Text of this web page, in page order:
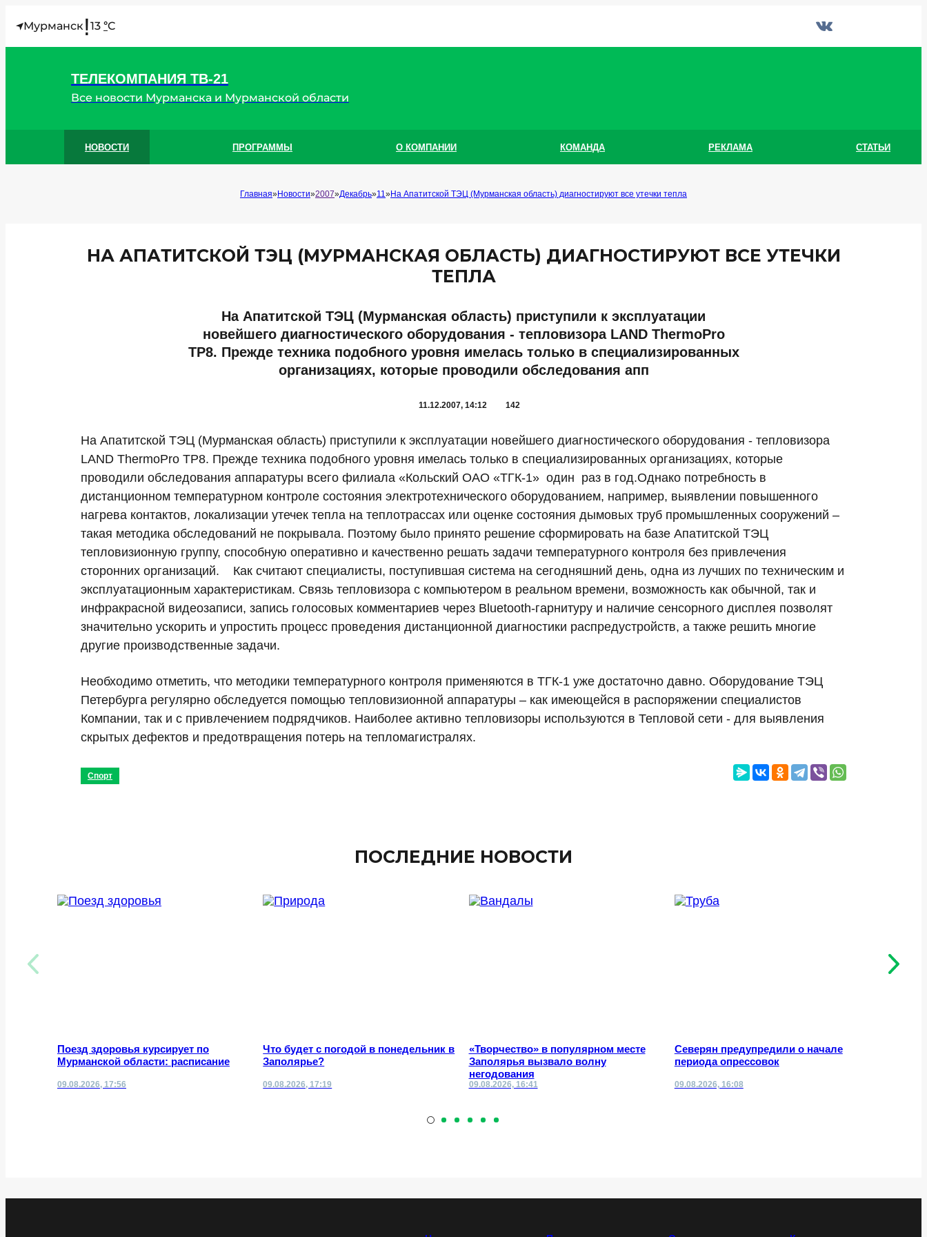
Мурманск!13 °C
ТЕЛЕКОМПАНИЯ ТВ-21
Все новости Мурманска и Мурманской области
НОВОСТИ ПРОГРАММЫ О КОМПАНИИ КОМАНДА РЕКЛАМА СТАТЬИ
Главная Новости 2007 Декабрь 11 На Апатитской ТЭЦ (Мурманская область) диагностируют все утечки тепла
НА АПАТИТСКОЙ ТЭЦ (МУРМАНСКАЯ ОБЛАСТЬ) ДИАГНОСТИРУЮТ ВСЕ УТЕЧКИ
ТЕПЛА
На Апатитской ТЭЦ (Мурманская область) приступили к эксплуатации
новейшего диагностического оборудования - тепловизора LAND ThermoPro
TP8. Прежде техника подобного уровня имелась только в специализированных
организациях, которые проводили обследования апп
11.12.2007, 14:12 142
На Апатитской ТЭЦ (Мурманская область) приступили к эксплуатации новейшего диагностического оборудования - тепловизора
LAND ThermoPro TP8. Прежде техника подобного уровня имелась только в специализированных организациях, которые
проводили обследования аппаратуры всего филиала «Кольский ОАО «ТГК-1» один раз в год.Однако потребность в
дистанционном температурном контроле состояния электротехнического оборудованием, например, выявлении повышенного
нагрева контактов, локализации утечек тепла на теплотрассах или оценке состояния дымовых труб промышленных сооружений –
такая методика обследований не покрывала. Поэтому было принято решение сформировать на базе Апатитской ТЭЦ
тепловизионную группу, способную оперативно и качественно решать задачи температурного контроля без привлечения
сторонних организаций. Как считают специалисты, поступившая система на сегодняшний день, одна из лучших по техническим и
эксплуатационным характеристикам. Связь тепловизора с компьютером в реальном времени, возможность как обычной, так и
инфракрасной видеозаписи, запись голосовых комментариев через Bluetooth-гарнитуру и наличие сенсорного дисплея позволят
значительно ускорить и упростить процесс проведения дистанционной диагностики распредустройств, а также решить многие
другие производственные задачи.
Необходимо отметить, что методики температурного контроля применяются в ТГК-1 уже достаточно давно. Оборудование ТЭЦ
Петербурга регулярно обследуется помощью тепловизионной аппаратуры – как имеющейся в распоряжении специалистов
Компании, так и с привлечением подрядчиков. Наиболее активно тепловизоры используются в Тепловой сети - для выявления
скрытых дефектов и предотвращения потерь на тепломагистралях.
Спорт
ПОСЛЕДНИЕ НОВОСТИ
Поезд здоровья курсирует по
Мурманской области: расписание
09.08.2026, 17:56
Что будет с погодой в понедельник в
Заполярье?
09.08.2026, 17:19
«Творчество» в популярном месте
Заполярья вызвало волну
негодования
09.08.2026, 16:41
Северян предупредили о начале
периода опрессовок
09.08.2026, 16:08